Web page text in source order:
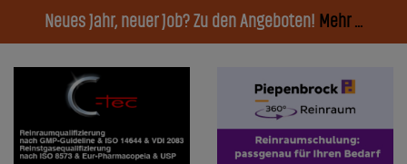
Neues Jahr, neuer Job? Zu den Angeboten! Mehr ...